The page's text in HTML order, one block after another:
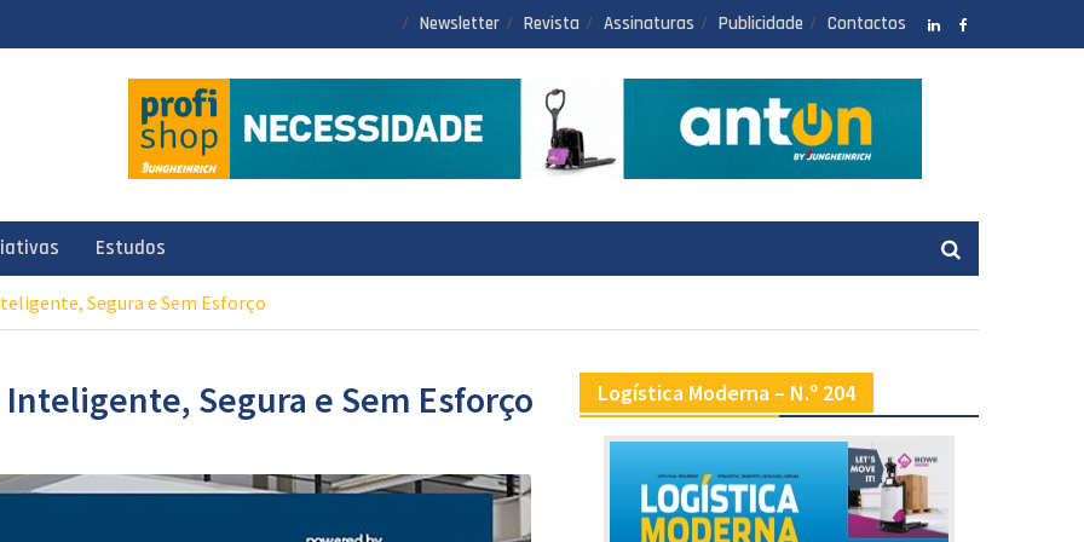
Newsletter Revista Assinaturas Publicidade Contactos
Estudos
Segura e Sem Esforço
Segura e Sem Esforço Logística Moderna – N.º 204